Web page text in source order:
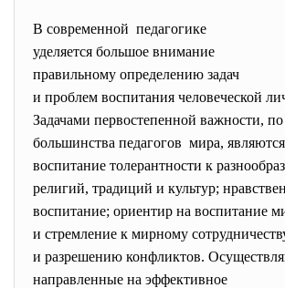
В современной педагогике
уделяется большое внимание
правильному определению задач
и проблем воспитания человеческой
Задачами первостепенной важности,
большинства педагогов мира,
воспитание толерантности к
религий, традиций и культур;
воспитание; ориентир на воспитание
и стремление к мирному
и разрешению конфликтов.
направленные на эффективное